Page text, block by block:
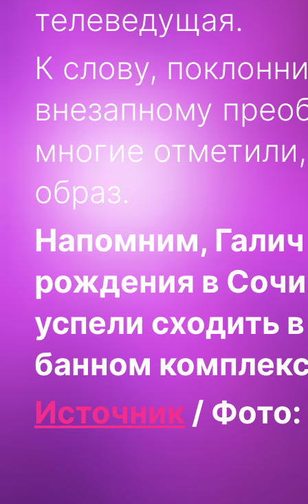
телеведущая.
К слову,
внезапному
многие
образ.
Напомним,
рождения в
успели сходить
банном
Источник / Фото: